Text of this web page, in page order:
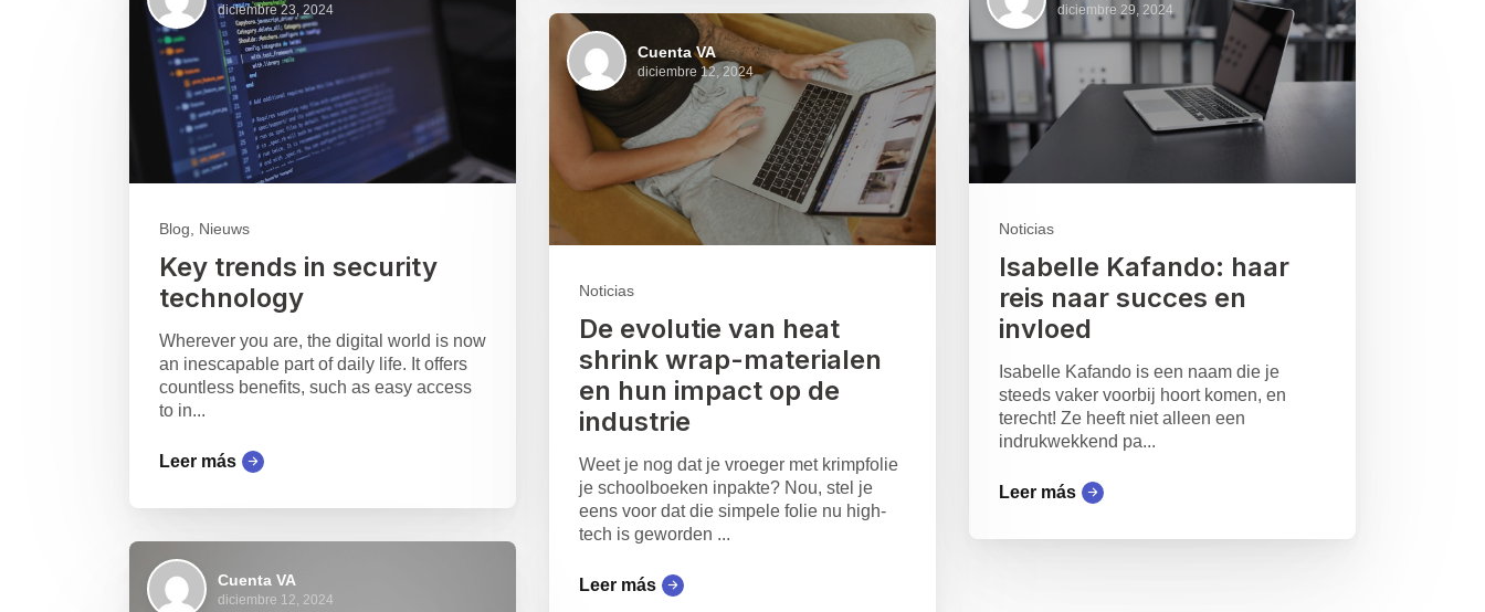
diciembre 29, 2024
Noticias
Isabelle Kafando: haar
reis naar succes en
invloed
Isabelle Kafando is een naam die je
steeds vaker voorbij hoort komen, en
terecht! Ze heeft niet alleen een
indrukwekkend pa...
Leer más
diciembre 23, 2024
Blog, Nieuws
Key trends in security
technology
Wherever you are, the digital world is now
an inescapable part of daily life. It offers
countless benefits, such as easy access
to in...
Leer más
Cuenta VA
diciembre 12, 2024
Noticias
De evolutie van heat
shrink wrap-materialen
en hun impact op de
industrie
Weet je nog dat je vroeger met krimpfolie
je schoolboeken inpakte? Nou, stel je
eens voor dat die simpele folie nu high-
tech is geworden ...
Leer más
Cuenta VA
diciembre 12, 2024